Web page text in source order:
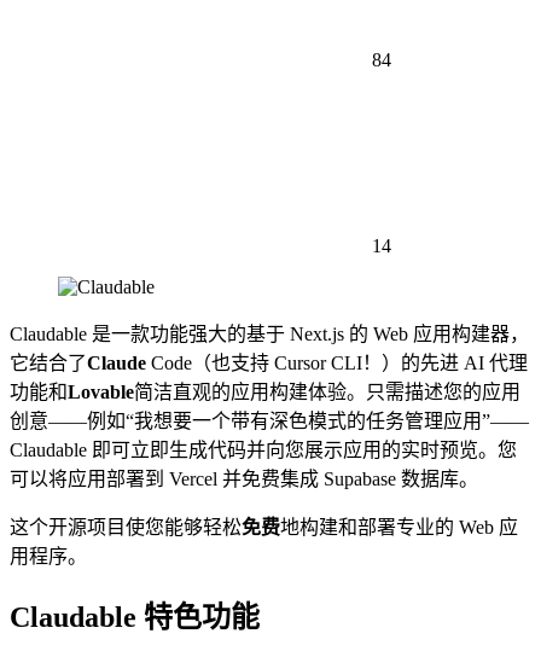
84
14
Claudable 是一款功能强大的基于 Next.js 的 Web 应用构建器，
它结合了Claude Code（也支持 Cursor CLI！）的先进 AI 代理
功能和Lovable简洁直观的应用构建体验。只需描述您的应用
创意——例如“我想要一个带有深色模式的任务管理应用”——
Claudable 即可立即生成代码并向您展示应用的实时预览。您
可以将应用部署到 Vercel 并免费集成 Supabase 数据库。
这个开源项目使您能够轻松免费地构建和部署专业的 Web 应
用程序。
Claudable 特色功能